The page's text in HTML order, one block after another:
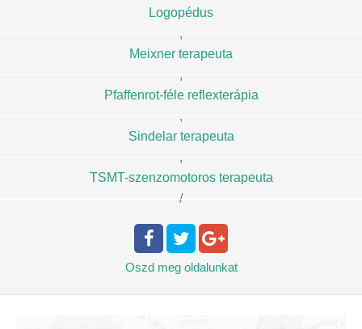
Logopédus
,
Meixner terapeuta
,
Pfaffenrot-féle reflexterápia
,
Sindelar terapeuta
,
TSMT-szenzomotoros terapeuta
/
Oszd meg oldalunkat